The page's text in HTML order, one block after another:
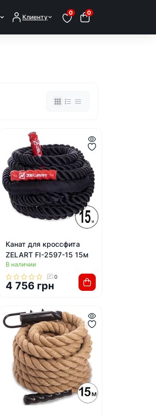
Клиенту
0 0
Канат для кроссфита
ZELART FI-2597-15 15м
В наличии
0
4 756 грн